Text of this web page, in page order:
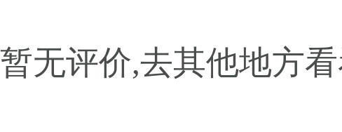
暂无评价,去其他地方